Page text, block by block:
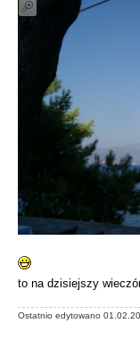
to na dzisiejszy
Ostatnio edytowano